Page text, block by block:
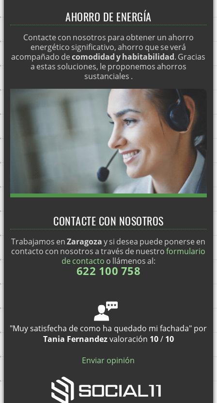
¿Por qué aislar un edificio térmicamente?
AHORRO DE ENERGÍA
Contacte con nosotros para obtener un ahorro
energético significativo, ahorro que se verá
acompañado decomodidad y habitabilidad. Gracias
a estas soluciones, le proponemos ahorros
sustanciales .
CONTACTE CON NOSOTROS
Trabajamos enZaragozay si desea puede ponerse en
contacto con nosotros a través de nuestroformulario
de contacto o llámenos al:
622 100 758
"Muy satisfecha de como ha quedado mi fachada" por
Tania Fernandezvaloración 10/ 10
Enviar opinión